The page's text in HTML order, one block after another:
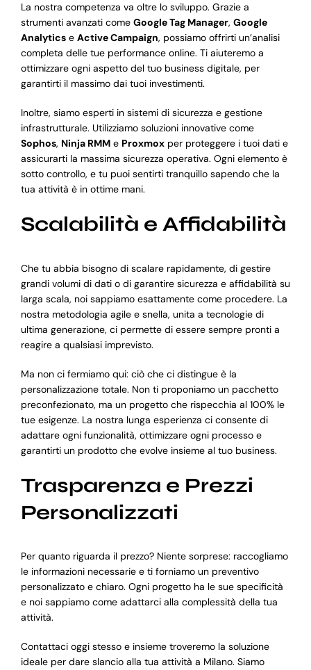
La nostra competenza va oltre lo sviluppo. Grazie a
strumenti avanzati come Google Tag Manager, Google
Analyticse Active Campaign, possiamo offrirti un’analisi
completa delle tue performance online. Ti aiuteremo a
ottimizzare ogni aspetto del tuo business digitale, per
garantirti il massimo dai tuoi investimenti.
Inoltre, siamo esperti in sistemi di sicurezza e gestione
infrastrutturale. Utilizziamo soluzioni innovative come
Sophos, Ninja RMMe Proxmoxper proteggere i tuoi dati e
assicurarti la massima sicurezza operativa. Ogni elemento è
sotto controllo, e tu puoi sentirti tranquillo sapendo che la
tua attività è in ottime mani.
Scalabilità e Affidabilità
Che tu abbia bisogno di scalare rapidamente, di gestire
grandi volumi di dati o di garantire sicurezza e affidabilità su
larga scala, noi sappiamo esattamente come procedere. La
nostra metodologia agile e snella, unita a tecnologie di
ultima generazione, ci permette di essere sempre pronti a
reagire a qualsiasi imprevisto.
Ma non ci fermiamo qui: ciò che ci distingue è la
personalizzazione totale. Non ti proponiamo un pacchetto
preconfezionato, ma un progetto che rispecchia al 100% le
tue esigenze. La nostra lunga esperienza ci consente di
adattare ogni funzionalità, ottimizzare ogni processo e
garantirti un prodotto che evolve insieme al tuo business.
Trasparenza e Prezzi
Personalizzati
Per quanto riguarda il prezzo? Niente sorprese: raccogliamo
le informazioni necessarie e ti forniamo un preventivo
personalizzato e chiaro. Ogni progetto ha le sue specificità
e noi sappiamo come adattarci alla complessità della tua
attività.
Contattaci oggi stesso e insieme troveremo la soluzione
ideale per dare slancio alla tua attività a Milano. Siamo